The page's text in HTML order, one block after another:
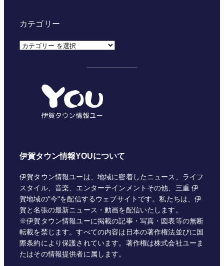
カテゴリー
カ
伊賀タウン情報YOUについて
伊賀タウン情報ユーは、地域に密着したニュース、ライフ
スタイル、音楽、エンターテインメントその他、三重 伊
賀地域の"今"を配信するウェブサイトです。私たちは、伊
賀と名張の最新ニュース・動画を配信いたします。
※伊賀タウン情報ユーに掲載の記事・写真・図表等の無断
転載を禁じます。すべての内容は日本の著作権法並びに国
際条約により保護されています。著作権は株式会社ユーま
たはその情報提供者に属します。